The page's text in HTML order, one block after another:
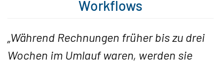
Workflows
„Während Rechnungen früher bis zu drei
Wochen im Umlauf waren, werden sie